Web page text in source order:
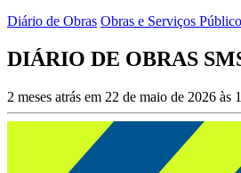
Diário de Obras Obras e Serviços
DIÁRIO DE OBRAS
2 meses atrás em 22 de maio de 2026